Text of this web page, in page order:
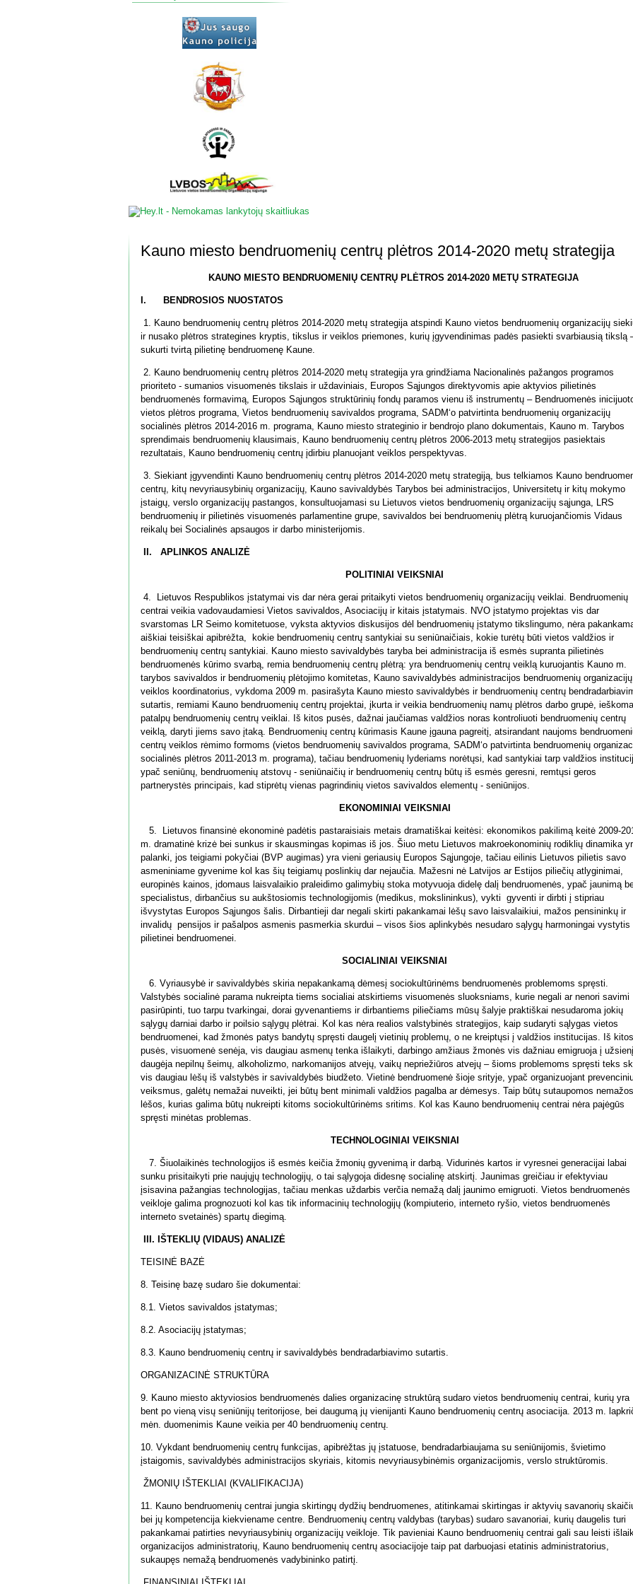
Kauno miesto bendruomenių centrų plėtros 2014-2020 metų strategija
KAUNO MIESTO BENDRUOMENIŲ CENTRŲ PLĖTROS 2014-2020 METŲ STRATEGIJA
I. BENDROSIOS NUOSTATOS
1. Kauno bendruomenių centrų plėtros 2014-2020 metų strategija atspindi Kauno vietos bendruomenių organizacijų
ir nusako plėtros strategines kryptis, tikslus ir veiklos priemones, kurių įgyvendinimas padės pasiekti svarbiausią tikslą
sukurti tvirtą pilietinę bendruomenę Kaune.
2. Kauno bendruomenių centrų plėtros 2014-2020 metų strategija yra grindžiama Nacionalinės pažangos programos
prioriteto - sumanios visuomenės tikslais ir uždaviniais, Europos Sąjungos direktyvomis apie aktyvios pilietinės
bendruomenės formavimą, Europos Sąjungos struktūrinių fondų paramos vienu iš instrumentų – Bendruomenės
vietos plėtros programa, Vietos bendruomenių savivaldos programa, SADM‘o patvirtinta bendruomenių organizacijų
socialinės plėtros 2014-2016 m. programa, Kauno miesto strateginio ir bendrojo plano dokumentais, Kauno m. Tarybos
sprendimais bendruomenių klausimais, Kauno bendruomenių centrų plėtros 2006-2013 metų strategijos pasiektais
rezultatais, Kauno bendruomenių centrų įdirbiu planuojant veiklos perspektyvas.
3. Siekiant įgyvendinti Kauno bendruomenių centrų plėtros 2014-2020 metų strategiją, bus telkiamos Kauno
centrų, kitų nevyriausybinių organizacijų, Kauno savivaldybės Tarybos bei administracijos, Universitetų ir kitų mokymo
įstaigų, verslo organizacijų pastangos, konsultuojamasi su Lietuvos vietos bendruomenių organizacijų sąjunga, LRS
bendruomenių ir pilietinės visuomenės parlamentine grupe, savivaldos bei bendruomenių plėtrą kuruojančiomis Vidaus
reikalų bei Socialinės apsaugos ir darbo ministerijomis.
II. APLINKOS ANALIZĖ
POLITINIAI VEIKSNIAI
4. Lietuvos Respublikos įstatymai vis dar nėra gerai pritaikyti vietos bendruomenių organizacijų veiklai. Bendruomenių
centrai veikia vadovaudamiesi Vietos savivaldos, Asociacijų ir kitais įstatymais. NVO įstatymo projektas vis dar
svarstomas LR Seimo komitetuose, vyksta aktyvios diskusijos dėl bendruomenių įstatymo tikslingumo, nėra
aiškiai teisiškai apibrėžta, kokie bendruomenių centrų santykiai su seniūnaičiais, kokie turėtų būti vietos valdžios ir
bendruomenių centrų santykiai. Kauno miesto savivaldybės taryba bei administracija iš esmės supranta pilietinės
bendruomenės kūrimo svarbą, remia bendruomenių centrų plėtrą: yra bendruomenių centrų veiklą kuruojantis Kauno m.
tarybos savivaldos ir bendruomenių plėtojimo komitetas, Kauno savivaldybės administracijos bendruomenių organizacijų
veiklos koordinatorius, vykdoma 2009 m. pasirašyta Kauno miesto savivaldybės ir bendruomenių centrų
sutartis, remiami Kauno bendruomenių centrų projektai, įkurta ir veikia bendruomenių namų plėtros darbo grupė, ieškoma
patalpų bendruomenių centrų veiklai. Iš kitos pusės, dažnai jaučiamas valdžios noras kontroliuoti bendruomenių centrų
veiklą, daryti jiems savo įtaką. Bendruomenių centrų kūrimasis Kaune įgauna pagreitį, atsirandant naujoms
centrų veiklos rėmimo formoms (vietos bendruomenių savivaldos programa, SADM‘o patvirtinta bendruomenių
socialinės plėtros 2011-2013 m. programa), tačiau bendruomenių lyderiams norėtųsi, kad santykiai tarp valdžios
ypač seniūnų, bendruomenių atstovų - seniūnaičių ir bendruomenių centrų būtų iš esmės geresni, remtųsi geros
partnerystės principais, kad stiprėtų vienas pagrindinių vietos savivaldos elementų - seniūnijos.
EKONOMINIAI VEIKSNIAI
5. Lietuvos finansinė ekonominė padėtis pastaraisiais metais dramatiškai keitėsi: ekonomikos pakilimą keitė 2009-
m. dramatinė krizė bei sunkus ir skausmingas kopimas iš jos. Šiuo metu Lietuvos makroekonominių rodiklių dinamika
palanki, jos teigiami pokyčiai (BVP augimas) yra vieni geriausių Europos Sąjungoje, tačiau eilinis Lietuvos pilietis savo
asmeniniame gyvenime kol kas šių teigiamų poslinkių dar nejaučia. Mažesni nė Latvijos ar Estijos piliečių atlyginimai,
europinės kainos, įdomaus laisvalaikio praleidimo galimybių stoka motyvuoja didelę dalį bendruomenės, ypač jaunimą
specialistus, dirbančius su aukštosiomis technologijomis (medikus, mokslininkus), vykti gyventi ir dirbti į stipriau
išvystytas Europos Sąjungos šalis. Dirbantieji dar negali skirti pakankamai lėšų savo laisvalaikiui, mažos pensininkų ir
invalidų pensijos ir pašalpos asmenis pasmerkia skurdui – visos šios aplinkybės nesudaro sąlygų harmoningai vystytis
pilietinei bendruomenei.
SOCIALINIAI VEIKSNIAI
6. Vyriausybė ir savivaldybės skiria nepakankamą dėmesį sociokultūrinėms bendruomenės problemoms spręsti.
Valstybės socialinė parama nukreipta tiems socialiai atskirtiems visuomenės sluoksniams, kurie negali ar nenori savimi
pasirūpinti, tuo tarpu tvarkingai, dorai gyvenantiems ir dirbantiems piliečiams mūsų šalyje praktiškai nesudaroma jokių
sąlygų darniai darbo ir poilsio sąlygų plėtrai. Kol kas nėra realios valstybinės strategijos, kaip sudaryti sąlygas vietos
bendruomenei, kad žmonės patys bandytų spręsti daugelį vietinių problemų, o ne kreiptųsi į valdžios institucijas. Iš kitos
pusės, visuomenė senėja, vis daugiau asmenų tenka išlaikyti, darbingo amžiaus žmonės vis dažniau emigruoja į
daugėja nepilnų šeimų, alkoholizmo, narkomanijos atvejų, vaikų nepriežiūros atvejų – šioms problemoms spręsti teks
vis daugiau lėšų iš valstybės ir savivaldybės biudžeto. Vietinė bendruomenė šioje srityje, ypač organizuojant
veiksmus, galėtų nemažai nuveikti, jei būtų bent minimali valdžios pagalba ar dėmesys. Taip būtų sutaupomos nemažos
lėšos, kurias galima būtų nukreipti kitoms sociokultūrinėms sritims. Kol kas Kauno bendruomenių centrai nėra pajėgūs
spręsti minėtas problemas.
TECHNOLOGINIAI VEIKSNIAI
7. Šiuolaikinės technologijos iš esmės keičia žmonių gyvenimą ir darbą. Vidurinės kartos ir vyresnei generacijai labai
sunku prisitaikyti prie naujųjų technologijų, o tai sąlygoja didesnę socialinę atskirtį. Jaunimas greičiau ir efektyviau
įsisavina pažangias technologijas, tačiau menkas uždarbis verčia nemažą dalį jaunimo emigruoti. Vietos bendruomenės
veikloje galima prognozuoti kol kas tik informacinių technologijų (kompiuterio, interneto ryšio, vietos bendruomenės
interneto svetainės) spartų diegimą.
III. IŠTEKLIŲ (VIDAUS) ANALIZĖ
TEISINĖ BAZĖ
8. Teisinę bazę sudaro šie dokumentai:
8.1. Vietos savivaldos įstatymas;
8.2. Asociacijų įstatymas;
8.3. Kauno bendruomenių centrų ir savivaldybės bendradarbiavimo sutartis.
ORGANIZACINĖ STRUKTŪRA
9. Kauno miesto aktyviosios bendruomenės dalies organizacinę struktūrą sudaro vietos bendruomenių centrai, kurių yra
bent po vieną visų seniūnijų teritorijose, bei daugumą jų vienijanti Kauno bendruomenių centrų asociacija. 2013 m.
mėn. duomenimis Kaune veikia per 40 bendruomenių centrų.
10. Vykdant bendruomenių centrų funkcijas, apibrėžtas jų įstatuose, bendradarbiaujama su seniūnijomis, švietimo
įstaigomis, savivaldybės administracijos skyriais, kitomis nevyriausybinėmis organizacijomis, verslo struktūromis.
ŽMONIŲ IŠTEKLIAI (KVALIFIKACIJA)
11. Kauno bendruomenių centrai jungia skirtingų dydžių bendruomenes, atitinkamai skirtingas ir aktyvių savanorių
bei jų kompetencija kiekviename centre. Bendruomenių centrų valdybas (tarybas) sudaro savanoriai, kurių daugelis turi
pakankamai patirties nevyriausybinių organizacijų veikloje. Tik pavieniai Kauno bendruomenių centrai gali sau leisti
organizacijos administratorių, Kauno bendruomenių centrų asociacijoje taip pat darbuojasi etatinis administratorius,
sukaupęs nemažą bendruomenės vadybininko patirtį.